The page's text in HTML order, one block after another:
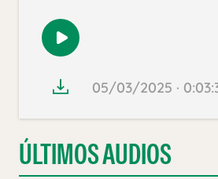
Reproducir
audio
05/03/2025 ·
ÚLTIMOS AUDIOS